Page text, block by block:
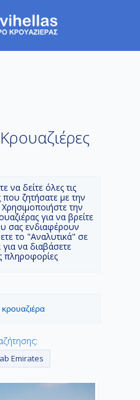
να δείτε όλες τις
που ζητήσατε με την
την
για να βρείτε
σας ενδιαφέρουν
το "Αναλυτικά" σε
να διαβάσετε
πληροφορίες
κρουαζιέρα
Emirates